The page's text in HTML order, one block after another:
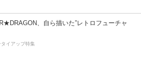
、自ら描いた”レトロフューチャ
タイアップ特集